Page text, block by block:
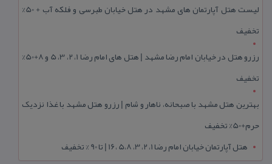
لیست هتل آپارتمان های مشهد در هتل خیابان طبرسی و فلکه آب + 50%
تخفیف
رزرو هتل در خیابان امام رضا مشهد | هتل‌ های امام رضا 1، 2، 3، 5 و 8+50%
تخفیف
بهترین هتل مشهد با صبحانه، ناهار و شام | رزرو هتل مشهد با غذا نزدیک
حرم+50% تخفیف
هتل آپارتمان خیابان امام رضا 1، 2، 3، 5،8 ،16 | تا 90 % تخفیف